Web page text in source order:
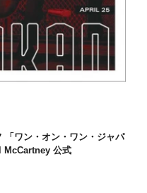
「ワン・オン・ワン・ジャパ
McCartney 公式